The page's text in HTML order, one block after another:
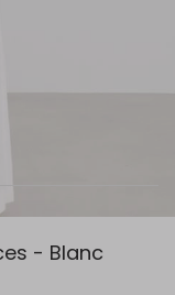
- Blanc